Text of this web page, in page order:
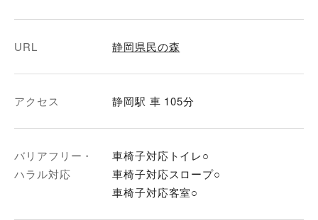
URL 静岡県民の森
アクセス 静岡駅 車 105分
バリアフリー・
ハラル対応
車椅子対応トイレ○
車椅子対応スロープ○
車椅子対応客室○